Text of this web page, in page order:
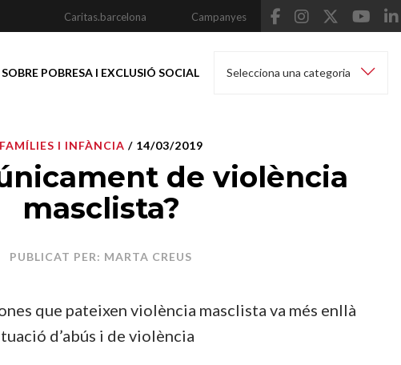
Caritas.barcelona Campanyes
POBRESA I EXCLUSIÓ SOCIAL Selecciona una categoria
FAMÍLIES I INFÀNCIA / 14/03/2019
de violència
masclista?
PUBLICAT PER: MARTA CREUS
que pateixen violència masclista va més enllà
d’abús i de violència